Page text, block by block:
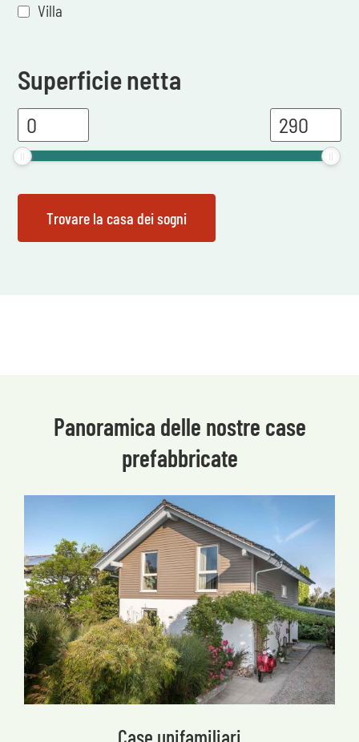
Villa
Superficie netta
Panoramica delle nostre case
prefabbricate
Case unifamiliari